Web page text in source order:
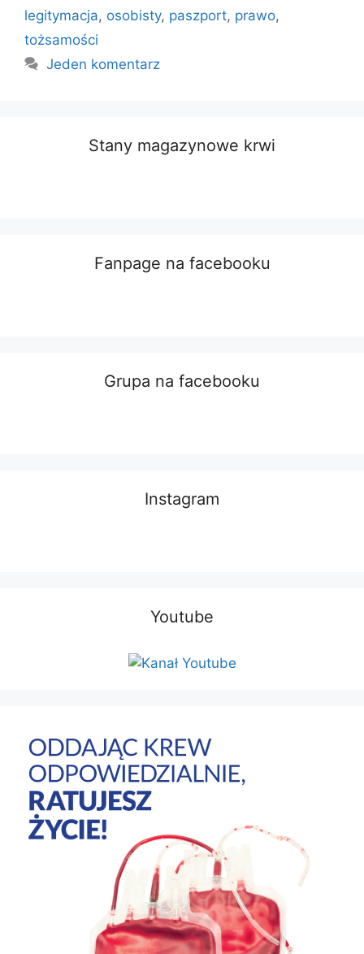
legitymacja, osobisty, paszport, prawo,
tożsamości
Jeden komentarz
Stany magazynowe krwi
Fanpage na facebooku
Grupa na facebooku
Instagram
Youtube